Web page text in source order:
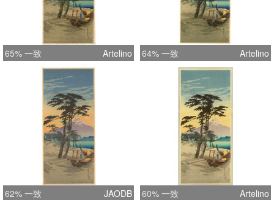
65% 一致 Artelino 64% 一致 Artelino
62% 一致 JAODB 60% 一致 Artelino